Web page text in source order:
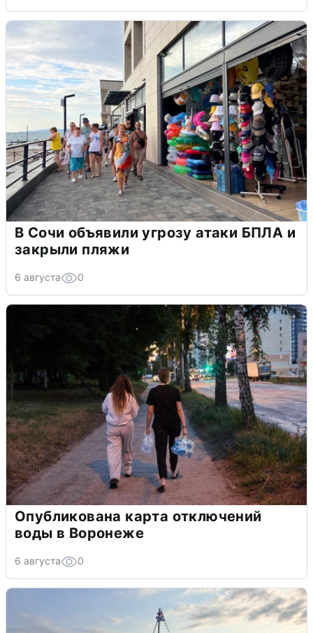
В Сочи объявили угрозу атаки БПЛА и
закрыли пляжи
6 августа 0
Опубликована карта отключений
воды в Воронеже
6 августа 0